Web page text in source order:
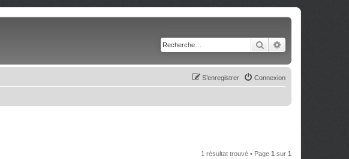
Rechercher
Connexion
S’enregistrer
1 résultat trouvé • Page 1 sur 1